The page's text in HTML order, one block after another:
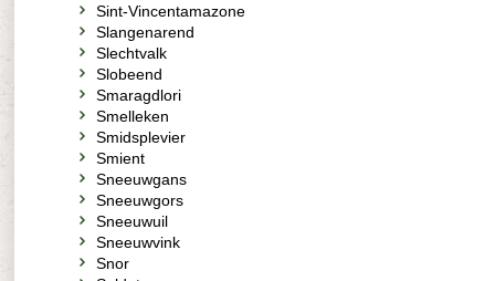
Sint-Vincentamazone
Slangenarend
Slechtvalk
Slobeend
Smaragdlori
Smelleken
Smidsplevier
Smient
Sneeuwgans
Sneeuwgors
Sneeuwuil
Sneeuwvink
Snor